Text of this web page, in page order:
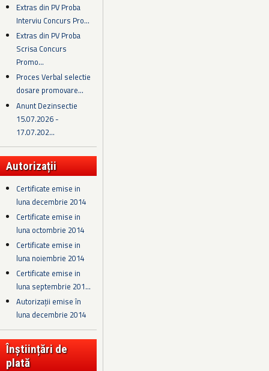
Extras din PV Proba
Interviu Concurs Pro...
Extras din PV Proba
Scrisa Concurs
Promo...
Proces Verbal selectie
dosare promovare...
Anunt Dezinsectie
15.07.2026 -
17.07.202...
Autorizații
Certificate emise in
luna decembrie 2014
Certificate emise in
luna octombrie 2014
Certificate emise in
luna noiembrie 2014
Certificate emise in
luna septembrie 201...
Autorizații emise în
luna decembrie 2014
Înștiințări de
plată